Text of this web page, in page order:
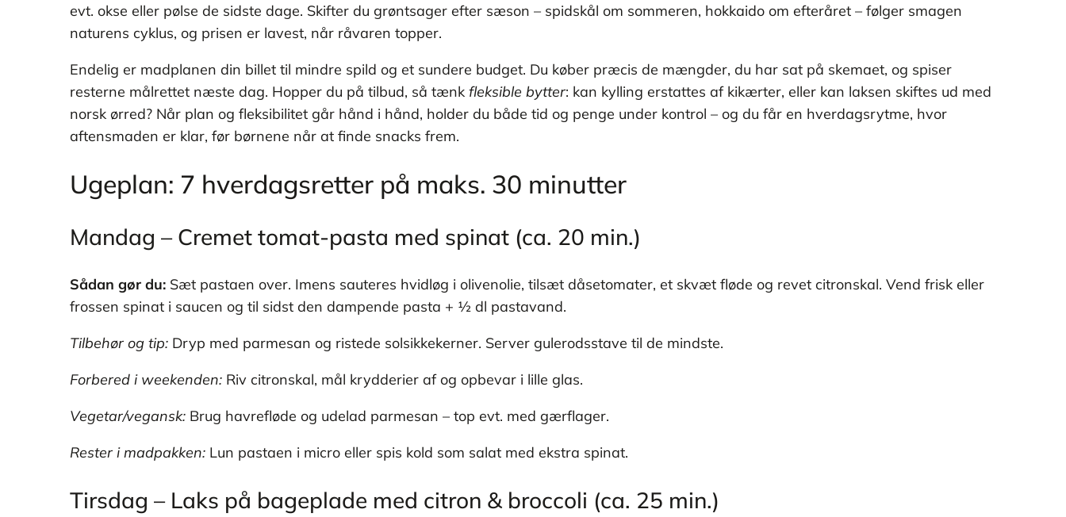
evt. okse eller pølse de sidste dage. Skifter du grøntsager efter sæson – spidskål om sommeren, hokkaido om efteråret – følger smagen
naturens cyklus, og prisen er lavest, når råvaren topper.
Endelig er madplanen din billet til mindre spild og et sundere budget. Du køber præcis de mængder, du har sat på skemaet, og spiser
resterne målrettet næste dag. Hopper du på tilbud, så tænk fleksible bytter: kan kylling erstattes af kikærter, eller kan laksen skiftes ud med
norsk ørred? Når plan og fleksibilitet går hånd i hånd, holder du både tid og penge under kontrol – og du får en hverdagsrytme, hvor
aftensmaden er klar, før børnene når at finde snacks frem.
Ugeplan: 7 hverdagsretter på maks. 30 minutter
Mandag – Cremet tomat-pasta med spinat (ca. 20 min.)
Sådan gør du:Sæt pastaen over. Imens sauteres hvidløg i olivenolie, tilsæt dåsetomater, et skvæt fløde og revet citronskal. Vend frisk eller
frossen spinat i saucen og til sidst den dampende pasta + ½ dl pastavand.
Tilbehør og tip:Dryp med parmesan og ristede solsikkekerner. Server gulerodsstave til de mindste.
Forbered i weekenden:Riv citronskal, mål krydderier af og opbevar i lille glas.
Vegetar/vegansk:Brug havrefløde og udelad parmesan – top evt. med gærflager.
Rester i madpakken:Lun pastaen i micro eller spis kold som salat med ekstra spinat.
Tirsdag – Laks på bageplade med citron & broccoli (ca. 25 min.)